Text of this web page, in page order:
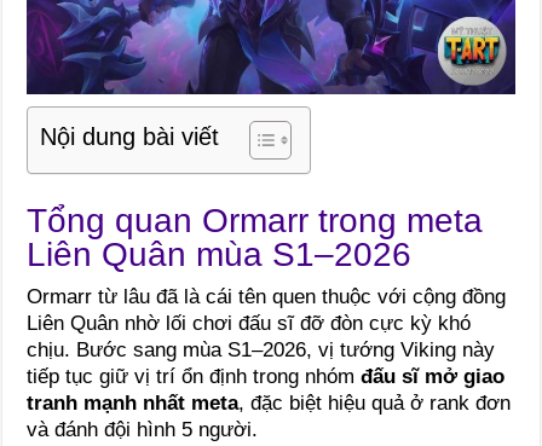
Nội dung bài viết
Tổng quan Ormarr trong meta
Liên Quân mùa S1–2026
Ormarr từ lâu đã là cái tên quen thuộc với cộng đồng
Liên Quân nhờ lối chơi đấu sĩ đỡ đòn cực kỳ khó
chịu. Bước sang mùa S1–2026, vị tướng Viking này
tiếp tục giữ vị trí ổn định trong nhómđấu sĩ mở giao
tranh mạnh nhất meta, đặc biệt hiệu quả ở rank đơn
và đánh đội hình 5 người.